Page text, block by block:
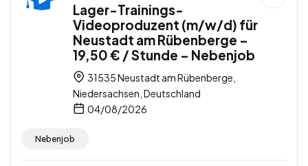
Lager-Trainings-
Videoproduzent (m/w/d) für
Neustadt am Rübenberge –
19,50 € / Stunde – Nebenjob
31535 Neustadt am Rübenberge,
Niedersachsen, Deutschland
04/08/2026
Nebenjob